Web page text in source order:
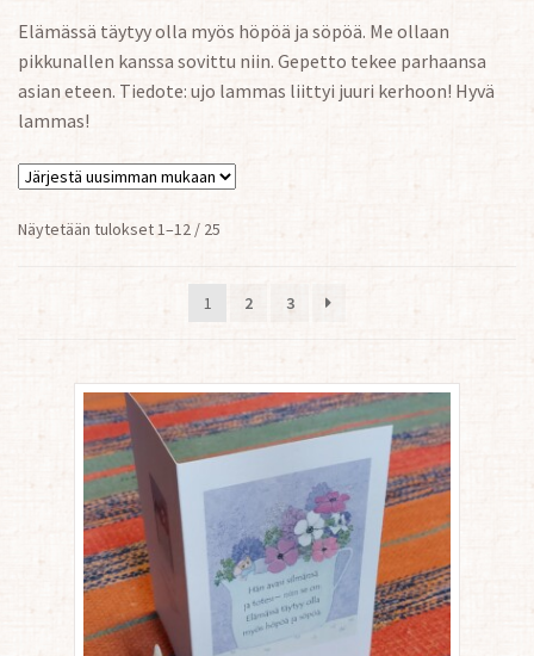
Elämässä täytyy olla myös höpöä ja söpöä. Me ollaan
pikkunallen kanssa sovittu niin. Gepetto tekee parhaansa
asian eteen. Tiedote: ujo lammas liittyi juuri kerhoon! Hyvä
lammas!
Näytetään tulokset 1–12 / 25
1
2 3